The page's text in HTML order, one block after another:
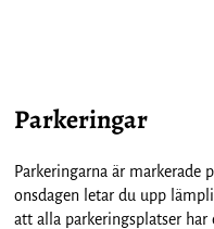
Parkeringar
Parkeringarna är markerade
onsdagen letar du upp
att alla parkeringsplatser